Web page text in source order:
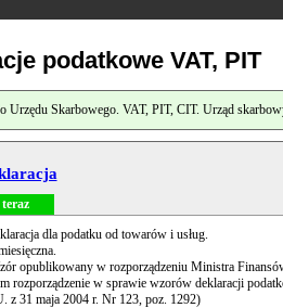
podatkowe VAT, PIT
Urzędu Skarbowego. VAT, PIT, CIT. Urząd
dla podatku od towarów i usług.
opublikowany w rozporządzeniu Ministra
rozporządzenie w sprawie wzorów deklaracji
z 31 maja 2004 r. Nr 123, poz. 1292)